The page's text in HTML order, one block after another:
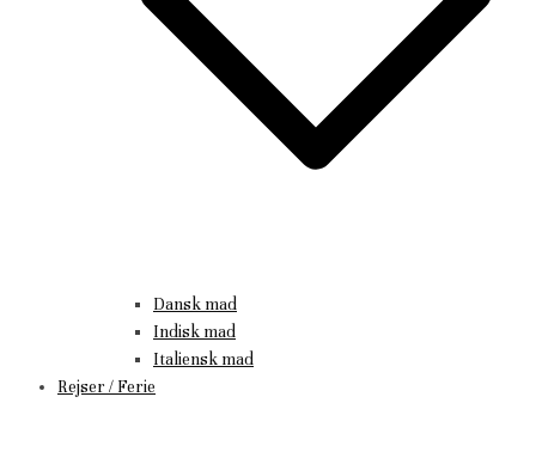
Dansk mad
Indisk mad
Italiensk mad
Rejser / Ferie